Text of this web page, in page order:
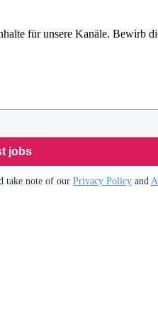
für unsere Kanäle. Bewirb
jobs
take note of ourPrivacy Policy and